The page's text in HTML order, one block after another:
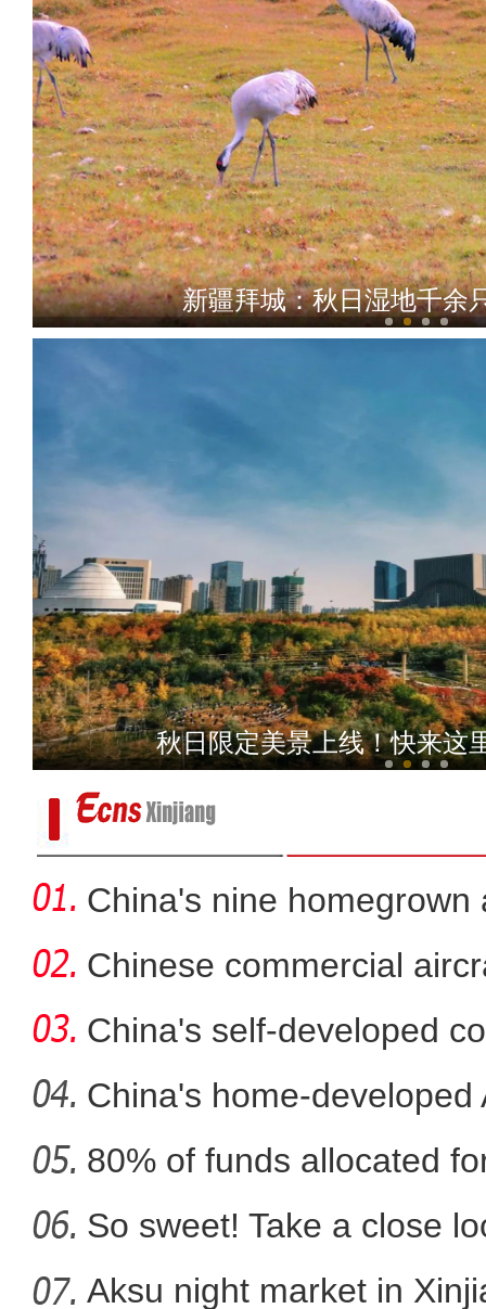
2023年新疆首趟香梨
新疆乌什县：22余万亩冬小
中国最大超深凝析气田年处
港澳台和东南亚华媒参访新
China's nine homegrown
in
Chinese commercial
fli
China's self-developed
co
China's home-
80% of funds allocated
So sweet! Take a close
Aksu night market in